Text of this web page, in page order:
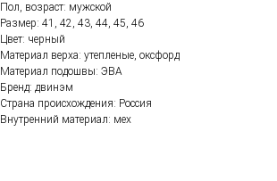
Пол, возраст: мужской
Размер: 41, 42, 43, 44, 45, 46
Цвет: черный
Материал верха: утепленые, оксфорд
Материал подошвы: ЭВА
Бренд: двинэм
Страна происхождения: Россия
Внутренний материал: мех